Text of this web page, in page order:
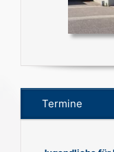
Termine